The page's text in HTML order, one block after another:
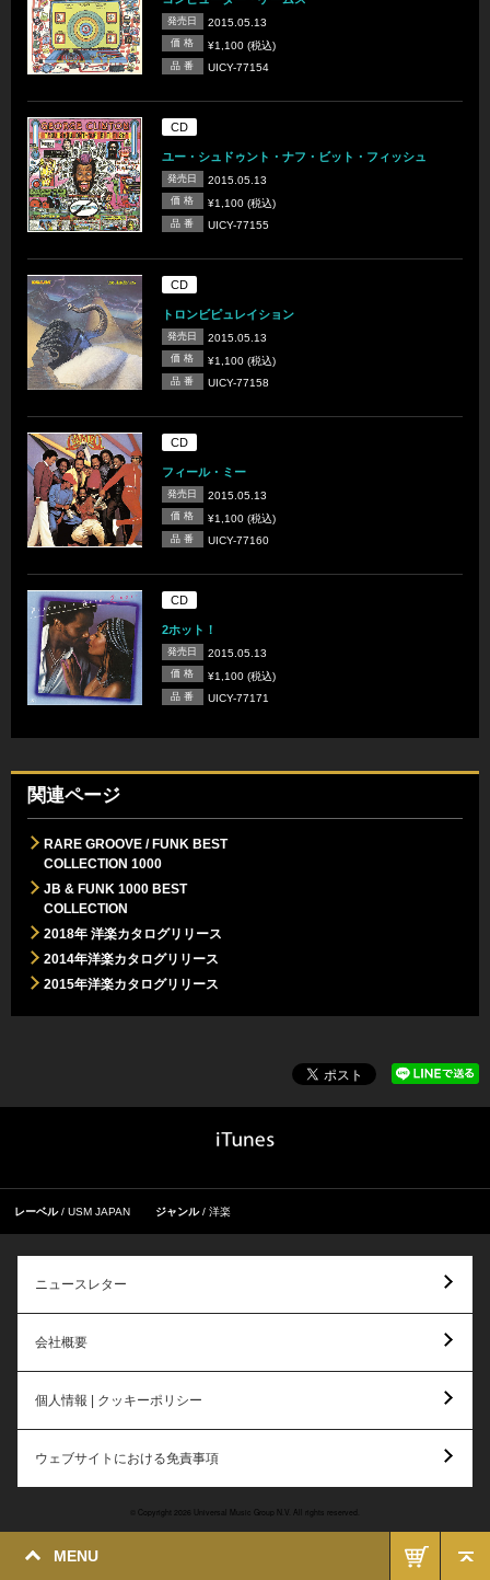
MENU
発売日 2015.05.13
価 格 ¥1,100 (税込)
品 番 UICY-77154
CD
ユー・シュドゥント・ナフ・ビット・フィッシュ
発売日 2015.05.13
価 格 ¥1,100 (税込)
品 番 UICY-77155
CD
トロンビピュレイション
発売日 2015.05.13
価 格 ¥1,100 (税込)
品 番 UICY-77158
CD
フィール・ミー
発売日 2015.05.13
価 格 ¥1,100 (税込)
品 番 UICY-77160
CD
2ホット！
発売日 2015.05.13
価 格 ¥1,100 (税込)
品 番 UICY-77171
関連ページ
RARE GROOVE / FUNK BEST
COLLECTION 1000
JB & FUNK 1000 BEST
COLLECTION
2018年 洋楽カタログリリース
2014年洋楽カタログリリース
2015年洋楽カタログリリース
レーベル USM JAPAN ジャンル 洋楽
ニュースレター
会社概要
個人情報 | クッキーポリシー
ウェブサイトにおける免責事項
© Copyright 2026 Universal Music Group N.V. All rights reserved.